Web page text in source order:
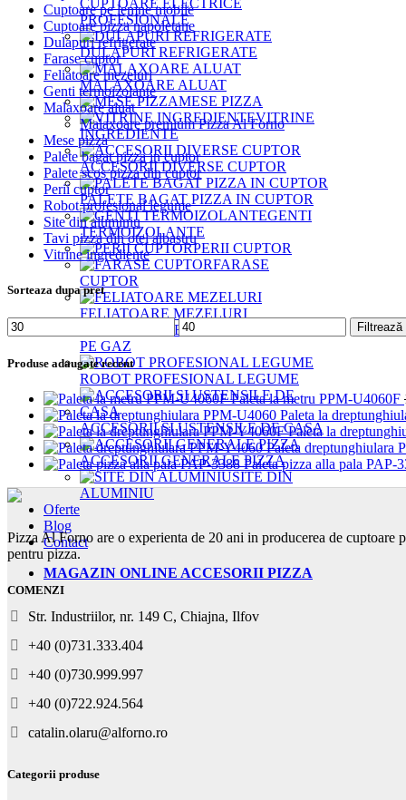
CUPTOARE ELECTRICE
PROFESIONALE
DULAPURI REFRIGERATE
MALAXOARE ALUAT
MESE PIZZA
VITRINE
INGREDIENTE
ACCESORII DIVERSE CUPTOR
PALETE BAGAT PIZZA IN CUPTOR
GENTI
TERMOIZOLANTE
PERII CUPTOR
FARASE
CUPTOR
FELIATOARE MEZELURI
PE GAZ
ROBOT PROFESIONAL LEGUME
ACCESORII SI USTENSILE DE CASA
ACCESORII GENERALE PIZZA
SITE DIN
ALUMINIU
Oferte
Blog
Contact
MAGAZIN ONLINE ACCESORII PIZZA
Cuptoare pe lemne mobile
Cuptoare pizza napoletane
Dulapuri refrigerate
Farase cuptor
Feliatoare mezeluri
Genti termoizolante
Malaxoare aluat
Malaxoare premium Pizza Al Forno
Mese pizza
Palete bagat pizza in cuptor
Palete scos pizza din cuptor
Perii cuptor
Robot profesional legume
Site din aluminiu
Tavi pizza din otel albastru
Vitrine ingrediente
Sorteaza dupa pret
Preț
minim
Preț
maxim
Filtrează
Produse adaugate recent
Paleta la metru PPM-U4060F
Paleta la
Paleta la
Paleta dreptunghiulara
Paleta pizza alla pala PAP-
Pizza Al Forno are o experienta de 20 ani in producerea de cuptoare
pentru pizza.
COMENZI
Str. Industriilor, nr. 149 C, Chiajna, Ilfov
+40 (0)731.333.404
+40 (0)730.999.997
+40 (0)722.924.564
catalin.olaru@alforno.ro
Categorii produse